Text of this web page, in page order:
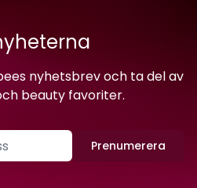
nyhetsbrev och ta del av
beauty favoriter.
Prenumerera